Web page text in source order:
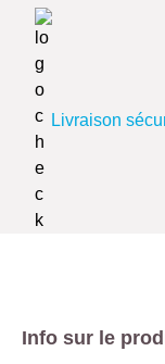
Livraison
Info sur le